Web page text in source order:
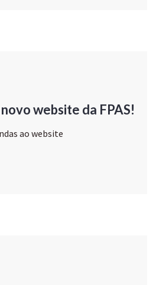
website da FPAS!
ao website